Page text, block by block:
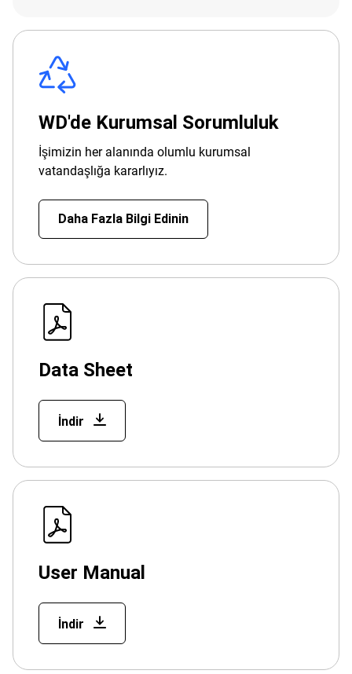
WD'de Kurumsal Sorumluluk
İşimizin her alanında olumlu kurumsal
vatandaşlığa kararlıyız.
Daha Fazla Bilgi Edinin
Data Sheet
İndir
User Manual
İndir